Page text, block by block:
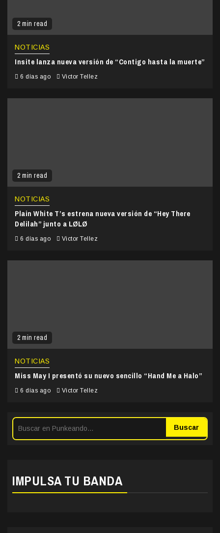
2 min read
NOTICIAS
Insite lanza nueva versión de “Contigo hasta la muerte”
6 días ago Victor Tellez
2 min read
NOTICIAS
Plain White T’s estrena nueva versión de “Hey There
Delilah” junto a LØLØ
6 días ago Victor Tellez
2 min read
NOTICIAS
Miss May I presentó su nuevo sencillo “Hand Me a Halo”
6 días ago Victor Tellez
Buscar
IMPULSA TU BANDA